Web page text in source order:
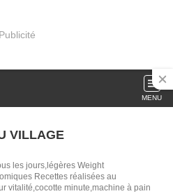
Publicité
MENU
VILLAGE
les jours,légères Weight
Recettes réalisées au
vitalité,cocotte minute,machine à pain